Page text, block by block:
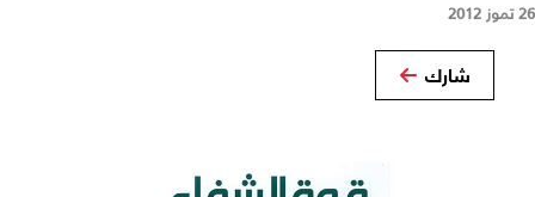
26 تموز 2012
شارك